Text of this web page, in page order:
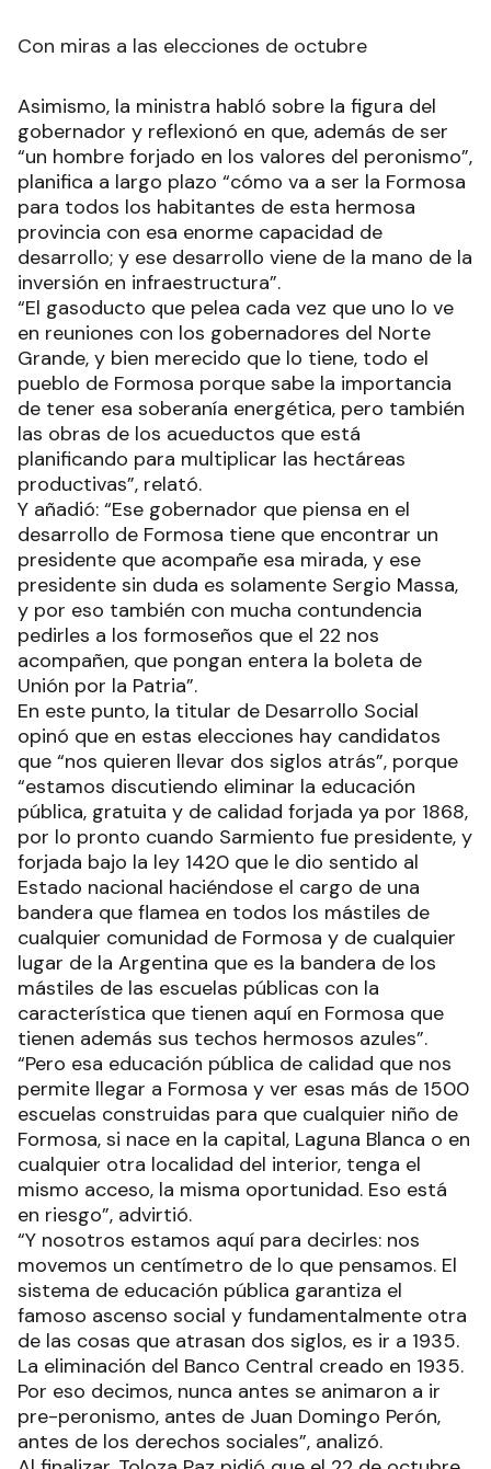
Con miras a las elecciones de octubre
Asimismo, la ministra habló sobre la figura del
gobernador y reflexionó en que, además de ser
“un hombre forjado en los valores del peronismo”,
planifica a largo plazo “cómo va a ser la Formosa
para todos los habitantes de esta hermosa
provincia con esa enorme capacidad de
desarrollo; y ese desarrollo viene de la mano de la
inversión en infraestructura”.
“El gasoducto que pelea cada vez que uno lo ve
en reuniones con los gobernadores del Norte
Grande, y bien merecido que lo tiene, todo el
pueblo de Formosa porque sabe la importancia
de tener esa soberanía energética, pero también
las obras de los acueductos que está
planificando para multiplicar las hectáreas
productivas”, relató.
Y añadió: “Ese gobernador que piensa en el
desarrollo de Formosa tiene que encontrar un
presidente que acompañe esa mirada, y ese
presidente sin duda es solamente Sergio Massa,
y por eso también con mucha contundencia
pedirles a los formoseños que el 22 nos
acompañen, que pongan entera la boleta de
Unión por la Patria”.
En este punto, la titular de Desarrollo Social
opinó que en estas elecciones hay candidatos
que “nos quieren llevar dos siglos atrás”, porque
“estamos discutiendo eliminar la educación
pública, gratuita y de calidad forjada ya por 1868,
por lo pronto cuando Sarmiento fue presidente, y
forjada bajo la ley 1420 que le dio sentido al
Estado nacional haciéndose el cargo de una
bandera que flamea en todos los mástiles de
cualquier comunidad de Formosa y de cualquier
lugar de la Argentina que es la bandera de los
mástiles de las escuelas públicas con la
característica que tienen aquí en Formosa que
tienen además sus techos hermosos azules”.
“Pero esa educación pública de calidad que nos
permite llegar a Formosa y ver esas más de 1500
escuelas construidas para que cualquier niño de
Formosa, si nace en la capital, Laguna Blanca o en
cualquier otra localidad del interior, tenga el
mismo acceso, la misma oportunidad. Eso está
en riesgo”, advirtió.
“Y nosotros estamos aquí para decirles: nos
movemos un centímetro de lo que pensamos. El
sistema de educación pública garantiza el
famoso ascenso social y fundamentalmente otra
de las cosas que atrasan dos siglos, es ir a 1935.
La eliminación del Banco Central creado en 1935.
Por eso decimos, nunca antes se animaron a ir
pre-peronismo, antes de Juan Domingo Perón,
antes de los derechos sociales”, analizó.